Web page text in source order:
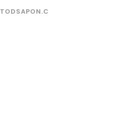
TODSAPON.C